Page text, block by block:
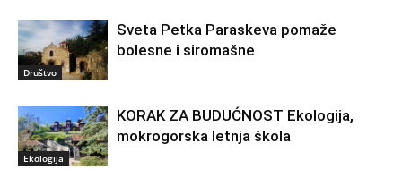
Društvo
Sveta Petka Paraskeva pomaže
bolesne i siromašne
Ekologija
KORAK ZA BUDUĆNOST Ekologija,
mokrogorska letnja škola